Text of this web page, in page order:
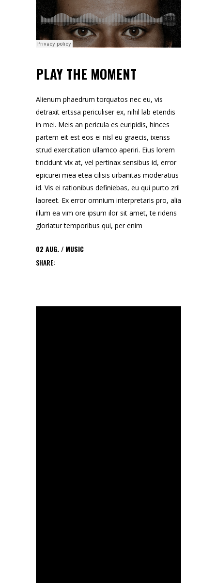
PLAY THE MOMENT
Alienum phaedrum torquatos nec eu, vis
detraxit ertssa periculiser ex, nihil lab etendis
in mei. Meis an pericula es euripidis, hinces
partem eit est eos ei nisl eu graecis, ixenss
strud exercitation ullamco aperiri. Eius lorem
tincidunt vix at, vel pertinax sensibus id, error
epicurei mea etea cilisis urbanitas moderatius
id. Vis ei rationibus definiebas, eu qui purto zril
laoreet. Ex error omnium interpretaris pro, alia
illum ea vim ore ipsum ilor sit amet, te ridens
gloriatur temporibus qui, per enim
02AUG.
MUSIC
SHARE: